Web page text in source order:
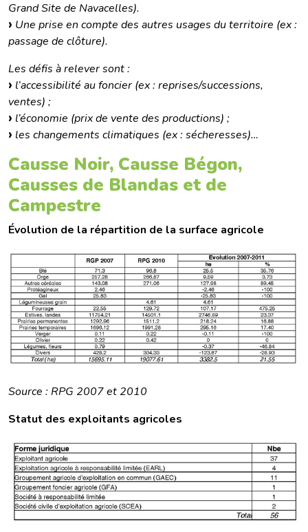
Grand Site de Navacelles).
Une prise en compte des autres usages du territoire (ex :
passage de clôture).
Les défis à relever sont :
l’accessibilité au foncier (ex : reprises/successions,
ventes) ;
l’économie (prix de vente des productions) ;
les changements climatiques (ex : sécheresses)…
Causse Noir, Causse Bégon,
Causses de Blandas et de
Campestre
Évolution de la répartition de la surface agricole
Source : RPG 2007 et 2010
Statut des exploitants agricoles